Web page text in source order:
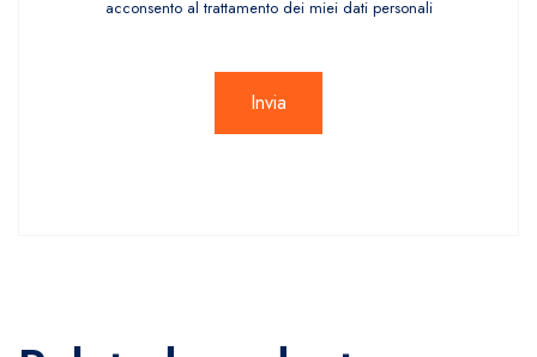
acconsento al trattamento dei miei dati personali